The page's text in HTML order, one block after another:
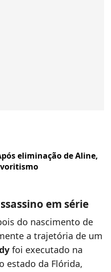
eliminação de Aline,
em série
do nascimento de
a trajetória de um
foi executado na
estado da Flórida,